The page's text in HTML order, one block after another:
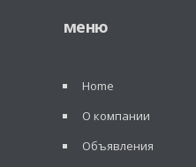
меню
Home
О компании
Объявления